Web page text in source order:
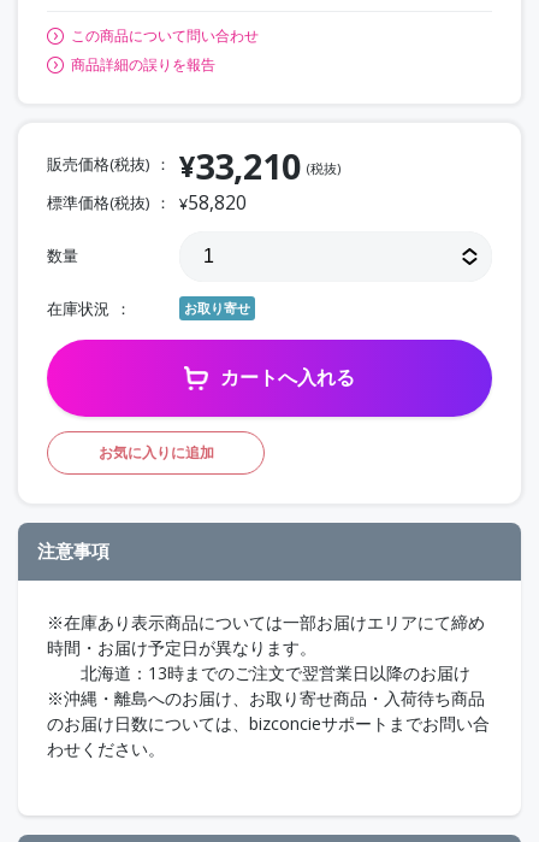
この商品について問い合わせ
商品詳細の誤りを報告
販売価格(税抜) ¥33,210 (税抜)
標準価格(税抜) ¥58,820
数量
在庫状況 お取り寄せ
カートへ入れる
お気に入りに追加
注意事項
※在庫あり表示商品については一部お届けエリアにて締め
時間・お届け予定日が異なります。
北海道：13時までのご注文で翌営業日以降のお届け
※沖縄・離島へのお届け、お取り寄せ商品・入荷待ち商品
のお届け日数については、bizconcieサポートまでお問い合
わせください。